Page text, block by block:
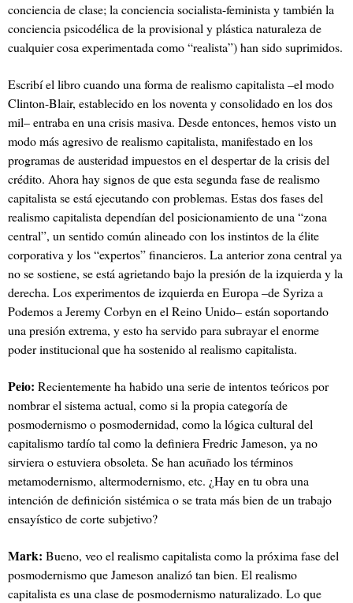
conciencia de clase; la conciencia socialista-feminista y también la
conciencia psicodélica de la provisional y plástica naturaleza de
cualquier cosa experimentada como “realista”) han sido suprimidos.
Escribí el libro cuando una forma de realismo capitalista –el modo
Clinton-Blair, establecido en los noventa y consolidado en los dos
mil– entraba en una crisis masiva. Desde entonces, hemos visto un
modo más agresivo de realismo capitalista, manifestado en los
programas de austeridad impuestos en el despertar de la crisis del
crédito. Ahora hay signos de que esta segunda fase de realismo
capitalista se está ejecutando con problemas. Estas dos fases del
realismo capitalista dependían del posicionamiento de una “zona
central”, un sentido común alineado con los instintos de la élite
corporativa y los “expertos” financieros. La anterior zona central ya
no se sostiene, se está agrietando bajo la presión de la izquierda y la
derecha. Los experimentos de izquierda en Europa –de Syriza a
Podemos a Jeremy Corbyn en el Reino Unido– están soportando
una presión extrema, y esto ha servido para subrayar el enorme
poder institucional que ha sostenido al realismo capitalista.
Peio: Recientemente ha habido una serie de intentos teóricos por
nombrar el sistema actual, como si la propia categoría de
posmodernismo o posmodernidad, como la lógica cultural del
capitalismo tardío tal como la definiera Fredric Jameson, ya no
sirviera o estuviera obsoleta. Se han acuñado los términos
metamodernismo, altermodernismo, etc. ¿Hay en tu obra una
intención de definición sistémica o se trata más bien de un trabajo
ensayístico de corte subjetivo?
Mark: Bueno, veo el realismo capitalista como la próxima fase del
posmodernismo que Jameson analizó tan bien. El realismo
capitalista es una clase de posmodernismo naturalizado. Lo que